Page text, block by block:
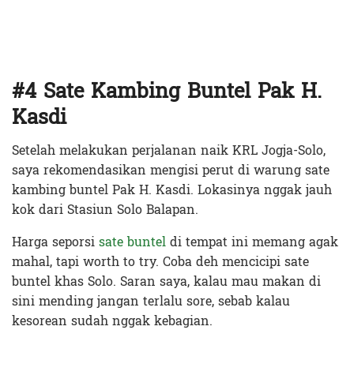
#4 Sate Kambing Buntel Pak H.
Kasdi
Setelah melakukan perjalanan naik KRL Jogja-Solo,
saya rekomendasikan mengisi perut di warung sate
kambing buntel Pak H. Kasdi. Lokasinya nggak jauh
kok dari Stasiun Solo Balapan.
Harga seporsisate bunteldi tempat ini memang agak
mahal, tapi worth to try. Coba deh mencicipi sate
buntel khas Solo. Saran saya, kalau mau makan di
sini mending jangan terlalu sore, sebab kalau
kesorean sudah nggak kebagian.